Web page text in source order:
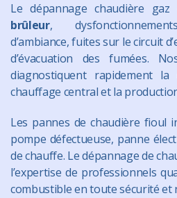
Le dépannage chaudière gaz
brûleur,
d’ambiance, fuites sur le circuit
d’évacuation des fumées.
diagnostiquent rapidement
chauffage central et la
Les pannes de chaudière fioul
pompe défectueuse, panne
de chauffe. Le dépannage de
l’expertise de professionnels
combustible en toute sécurité et